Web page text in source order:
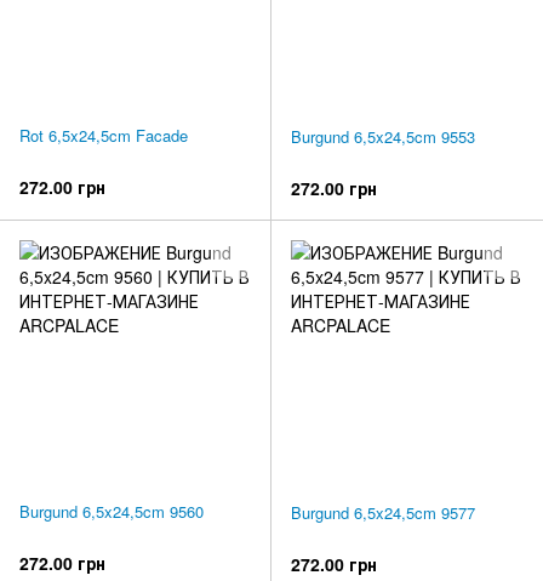
Rot 6,5x24,5cm Facade
272.00 грн
Burgund 6,5x24,5cm 9553
272.00 грн
Burgund 6,5x24,5cm 9560
272.00 грн
Burgund 6,5x24,5cm 9577
272.00 грн